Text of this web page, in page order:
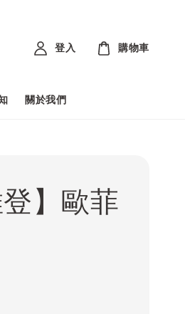
關於我們
登入 購物車
登】歐菲